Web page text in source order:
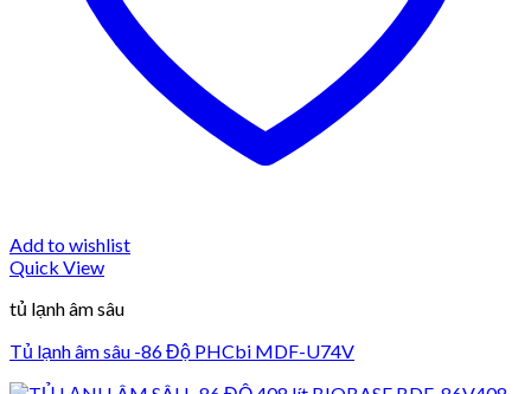
Add to wishlist
Quick View
tủ lạnh âm sâu
Tủ lạnh âm sâu -86 Độ PHCbi MDF-U74V